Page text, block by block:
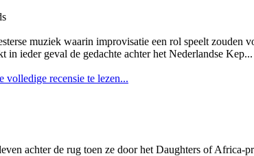
muziek waarin improvisatie een rol speelt zouden
in ieder geval de gedachte achter het Nederlandse Kep...
volledige recensie te lezen...
achter de rug toen ze door het Daughters of